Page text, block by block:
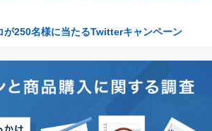
が250名様に当たるTwitterキャンペーン